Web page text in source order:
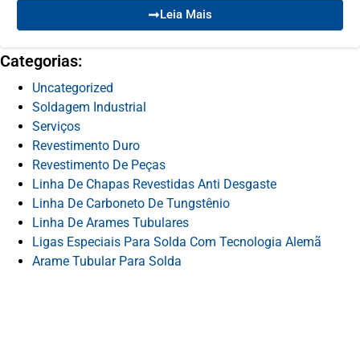
Leia Mais
Categorias:
Uncategorized
Soldagem Industrial
Serviços
Revestimento Duro
Revestimento De Peças
Linha De Chapas Revestidas Anti Desgaste
Linha De Carboneto De Tungstênio
Linha De Arames Tubulares
Ligas Especiais Para Solda Com Tecnologia Alemã
Arame Tubular Para Solda